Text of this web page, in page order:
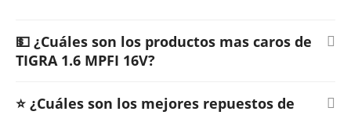
💵 ¿Cuáles son los productos mas caros de
TIGRA 1.6 MPFI 16V?
⭐ ¿Cuáles son los mejores repuestos de